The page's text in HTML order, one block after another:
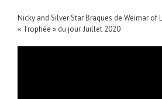
Nicky and Silver Star Braques de Weimar
« Trophée » du jour. Juillet 2020